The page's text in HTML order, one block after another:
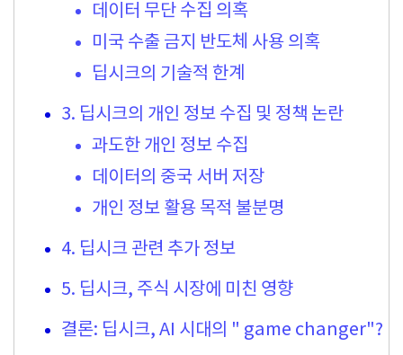
데이터 무단 수집 의혹
미국 수출 금지 반도체 사용 의혹
딥시크의 기술적 한계
3. 딥시크의 개인 정보 수집 및 정책 논란
과도한 개인 정보 수집
데이터의 중국 서버 저장
개인 정보 활용 목적 불분명
4. 딥시크 관련 추가 정보
5. 딥시크, 주식 시장에 미친 영향
결론: 딥시크, AI 시대의 " game changer"?